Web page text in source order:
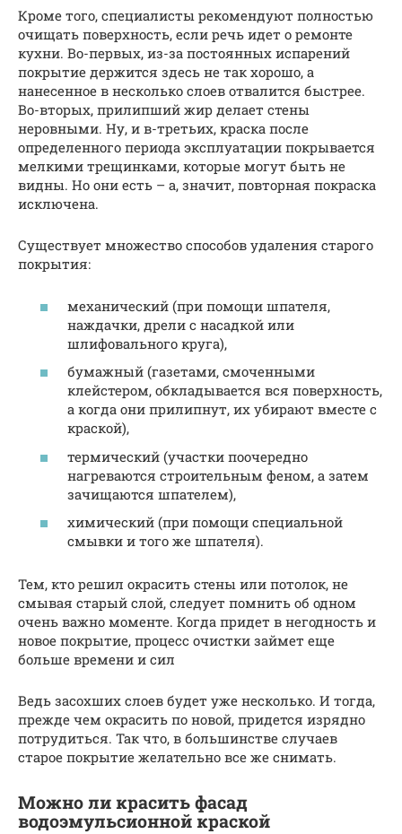
Кроме того, специалисты рекомендуют полностью
очищать поверхность, если речь идет о ремонте
кухни. Во-первых, из-за постоянных испарений
покрытие держится здесь не так хорошо, а
нанесенное в несколько слоев отвалится быстрее.
Во-вторых, прилипший жир делает стены
неровными. Ну, и в-третьих, краска после
определенного периода эксплуатации покрывается
мелкими трещинками, которые могут быть не
видны. Но они есть – а, значит, повторная покраска
исключена.
Существует множество способов удаления старого
покрытия:
механический (при помощи шпателя,
наждачки, дрели с насадкой или
шлифовального круга),
бумажный (газетами, смоченными
клейстером, обкладывается вся поверхность,
а когда они прилипнут, их убирают вместе с
краской),
термический (участки поочередно
нагреваются строительным феном, а затем
зачищаются шпателем),
химический (при помощи специальной
смывки и того же шпателя).
Тем, кто решил окрасить стены или потолок, не
смывая старый слой, следует помнить об одном
очень важно моменте. Когда придет в негодность и
новое покрытие, процесс очистки займет еще
больше времени и сил
Ведь засохших слоев будет уже несколько. И тогда,
прежде чем окрасить по новой, придется изрядно
потрудиться. Так что, в большинстве случаев
старое покрытие желательно все же снимать.
Можно ли красить фасад
водоэмульсионной краской